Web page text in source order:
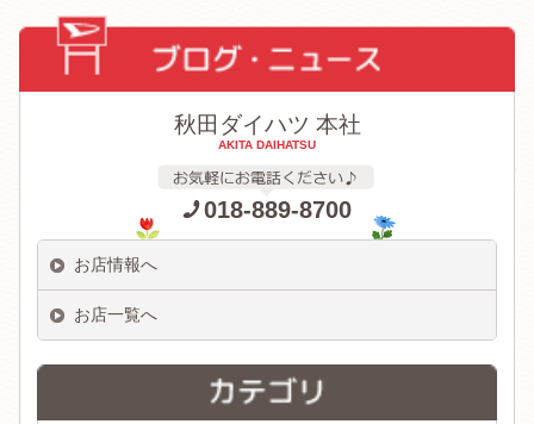
秋田ダイハツ 本社
AKITA DAIHATSU
018-889-8700
お店情報へ
お店一覧へ